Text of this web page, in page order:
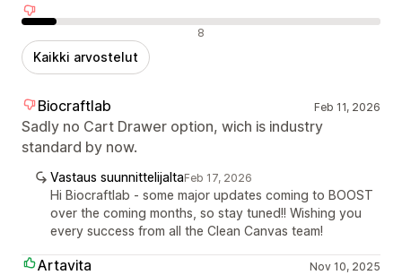
Negatiiviset arvostelut 8
Kaikki arvostelut
Biocraftlab Feb 11, 2026
Sadly no Cart Drawer option, wich is industry
standard by now.
Vastaus suunnittelijaltaFeb 17, 2026
Hi Biocraftlab - some major updates coming to BOOST
over the coming months, so stay tuned!! Wishing you
every success from all the Clean Canvas team!
Artavita Nov 10, 2025